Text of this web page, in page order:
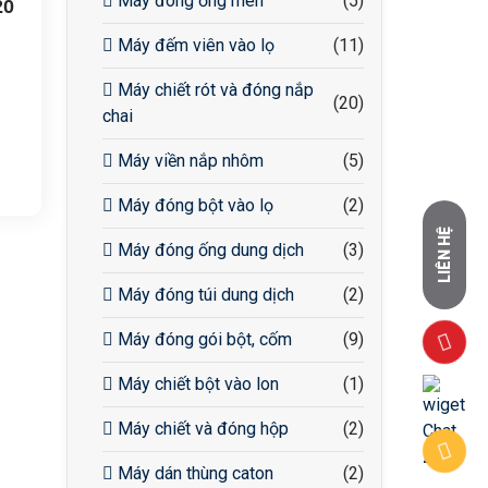
Máy đếm viên vào lọ (11)
Máy chiết rót và đóng nắp
chai
(20)
Máy viền nắp nhôm (5)
Máy đóng bột vào lọ (2)
Máy đóng ống dung dịch (3)
Máy đóng túi dung dịch (2)
Máy đóng gói bột, cốm (9)
Máy chiết bột vào lon (1)
Máy chiết và đóng hộp (2)
Máy dán thùng caton (2)
LIÊN HỆ